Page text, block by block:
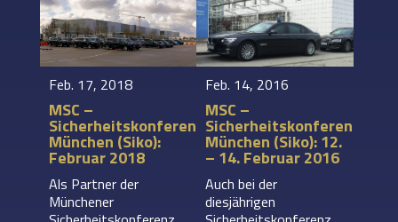
Feb. 17, 2018
MSC –
Sicherheitskonferenz
München (Siko):
Februar 2018
Als Partner der
Münchener
Feb. 14, 2016
MSC –
Sicherheitskonferenz
München (Siko): 12.
– 14. Februar 2016
Auch bei der
diesjährigen